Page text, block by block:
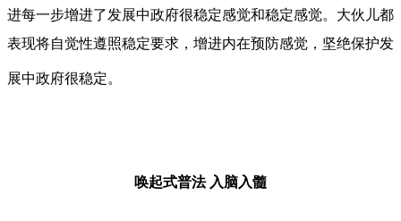
进每一步增进了发展中政府很稳定感觉和稳定感觉。大伙儿都
表现将自觉性遵照稳定要求，增进内在预防感觉，坚绝保护发
展中政府很稳定。
唤起式普法 入脑入髓